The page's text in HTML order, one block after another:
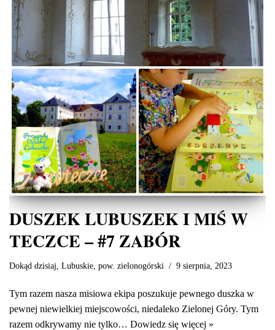
DUSZEK LUBUSZEK I MIŚ W
TECZCE – #7 ZABÓR
Dokąd dzisiaj Lubuskie pow. zielonogórski 9 sierpnia, 2023
Tym razem nasza misiowa ekipa poszukuje pewnego duszka w
pewnej niewielkiej miejscowości, niedaleko Zielonej Góry. Tym
razem odkrywamy nie tylko… Dowiedz się więcej »